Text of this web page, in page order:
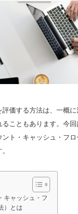
価する方法は、一概
ることもあります。今
ト・キャッシュ・フ
キャッシュ・フ
）とは